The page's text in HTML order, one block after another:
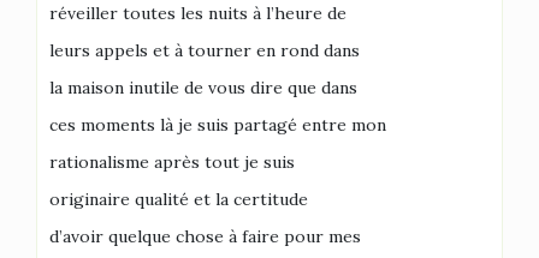
réveiller toutes les nuits à l’heure de
leurs appels et à tourner en rond dans
la maison inutile de vous dire que dans
ces moments là je suis partagé entre mon
rationalisme après tout je suis
originaire qualité et la certitude
d’avoir quelque chose à faire pour mes